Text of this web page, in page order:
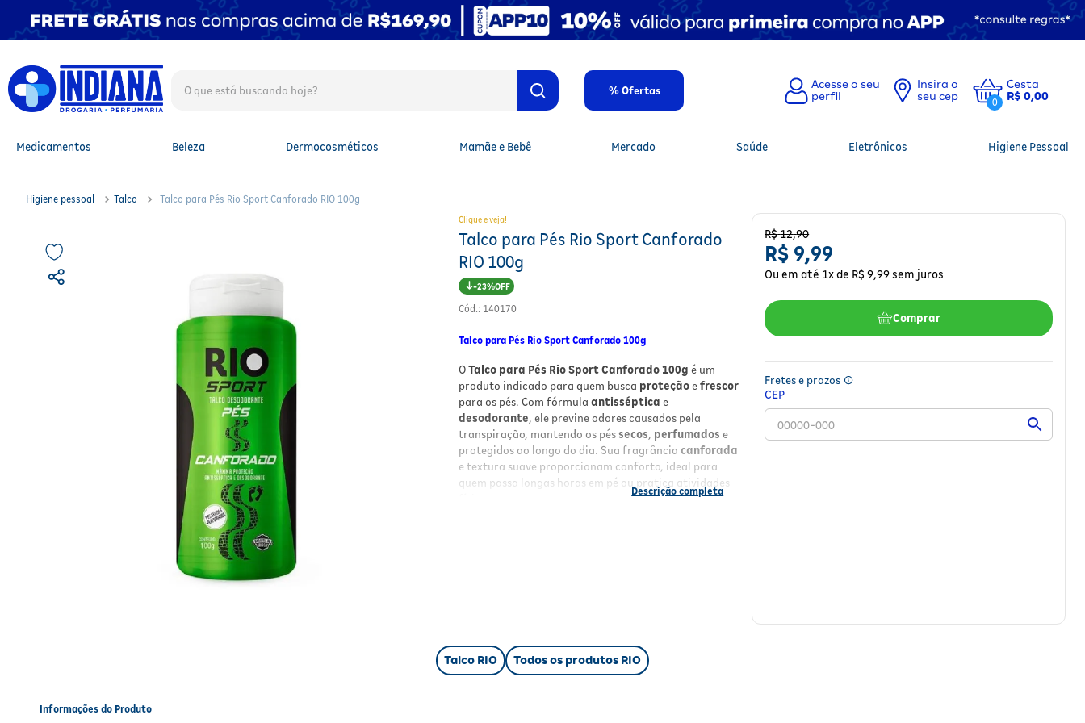
% Ofertas
Insira o
seu cep
0
Cesta
R$ 0,00
Medicamentos Beleza Dermocosméticos Mamãe e Bebê Mercado Saúde Eletrônicos Higiene Pessoal
Higiene pessoal Talco Talco para Pés Rio Sport Canforado RIO 100g
Clique e veja!
Talco para Pés Rio Sport Canforado
RIO 100g
23%
Cód.: 140170
Talco para Pés Rio Sport Canforado 100g
OTalco para Pés Rio Sport Canforado 100g é um
produto indicado para quem busca proteçãoefrescor
para os pés. Com fórmulaantisséptica e
desodorante, ele previne odores causados pela
transpiração, mantendo os péssecos, perfumados e
protegidos ao longo do dia. Sua fragrânciacanforada
e textura suave proporcionam conforto, ideal para
quem passa longas horas em pé ou pratica atividades
Fácil aplicação
: textura em pó que espalha
facilmente e não deixa resíduos.
R$12,90
R$ 9,99
Ou em até 1x de R$ 9,99sem juros
Comprar
Fretes e prazos
CEP
Talco RIO Todos os produtos RIO
Informações do Produto
TERMOS MAIS BUSCADOS
1º
fralda
lenço umedecido